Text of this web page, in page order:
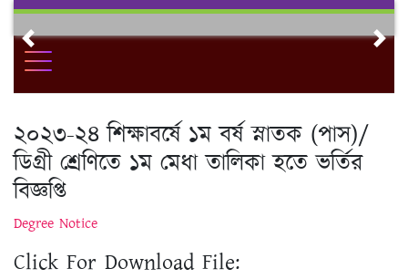
Skip
contentPrevious
২০২৩-২৪ শিক্ষাবর্ষে ১ম বর্ষ স্নাতক (পাস)/
ডিগ্রী শ্রেণিতে ১ম মেধা তালিকা হতে ভর্তির
বিজ্ঞপ্তি
Degree Notice
Click For Download File: